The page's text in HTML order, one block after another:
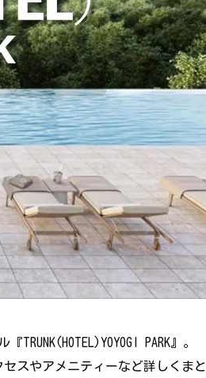
PARK』。
スやアメニティーなど詳しくまと